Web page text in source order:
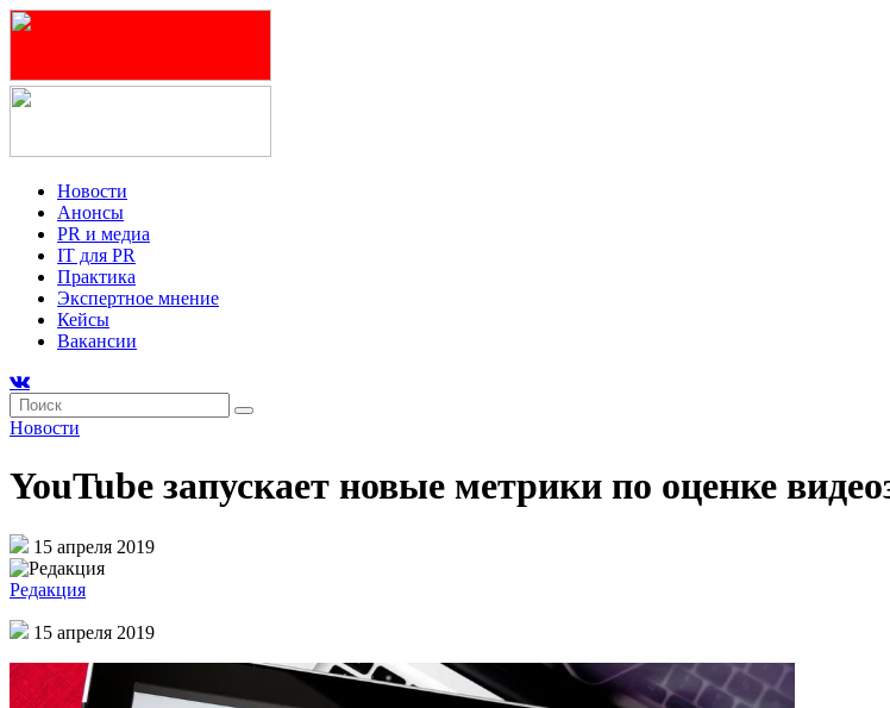
Новости
Анонсы
PR и медиа
IT для PR
Практика
Экспертное мнение
Кейсы
Вакансии
Новости
YouTube запускает новые метрики по оценке
15 апреля 2019
Редакция
15 апреля 2019